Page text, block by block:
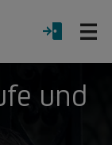
LOGIN
und